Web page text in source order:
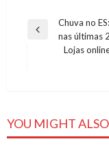
Navegação
Previous
Chuva no
nas últimas
Lojas
YOU MIGHT